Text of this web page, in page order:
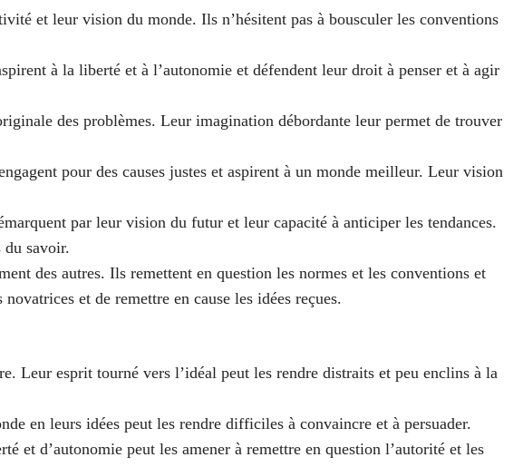
et leur vision du monde. Ils n’hésitent pas à bousculer les conventions
à la liberté et à l’autonomie et défendent leur droit à penser et à agir
des problèmes. Leur imagination débordante leur permet de trouver
pour des causes justes et aspirent à un monde meilleur. Leur vision
par leur vision du futur et leur capacité à anticiper les tendances.
du savoir.
des autres. Ils remettent en question les normes et les conventions et
et de remettre en cause les idées reçues.
Leur esprit tourné vers l’idéal peut les rendre distraits et peu enclins à la
en leurs idées peut les rendre difficiles à convaincre et à persuader.
et d’autonomie peut les amener à remettre en question l’autorité et les